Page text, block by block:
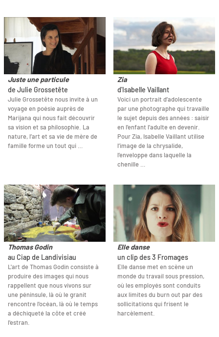
Juste une particule
de Julie Grossetête
Julie Grossetête nous invite à un
voyage en poésie auprès de
Marijana qui nous fait découvrir
sa vision et sa philosophie. La
nature, l’art et sa vie de mère de
famille forme un tout qui …
Zia
d'Isabelle Vaillant
Voici un portrait d’adolescente
par une photographe qui travaille
le sujet depuis des années : saisir
en l’enfant l’adulte en devenir.
Pour Zia, Isabelle Vaillant utilise
l’image de la chrysalide,
l’enveloppe dans laquelle la
chenille …
Thomas Godin
au Ciap de Landivisiau
L'art de Thomas Godin consiste à
produire des images qui nous
rappellent que nous vivons sur
une péninsule, là où le granit
rencontre l'océan, là où le temps
a déchiqueté la côte et créé
l'estran.
Elle danse
un clip des 3 Fromages
Elle danse met en scène un
monde du travail sous pression,
où les employés sont conduits
aux limites du burn out par des
sollicitations qui frisent le
harcèlement.